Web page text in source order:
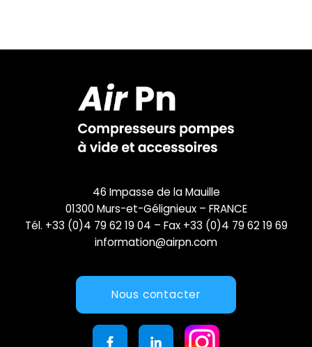
46 Impasse de la Mauille
01300 Murs-et-Gélignieux – FRANCE
Tél. +33 (0)4 79 62 19 04 – Fax +33 (0)4 79 62 19 69
information@airpn.com
Nous contacter